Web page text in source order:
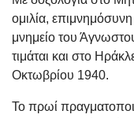
ομιλία,
μνημείο του
τιμάται και στο
Οκτωβρίου 1940.
Το πρωί